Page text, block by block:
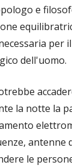
e
per
dell'uomo.
la notte la
antenne
le